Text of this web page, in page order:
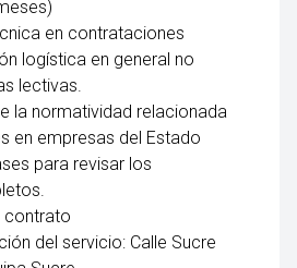
en contrataciones
logística en general no
lectivas.
la normatividad relacionada
en empresas del Estado
para revisar los
contrato
del servicio: Calle Sucre